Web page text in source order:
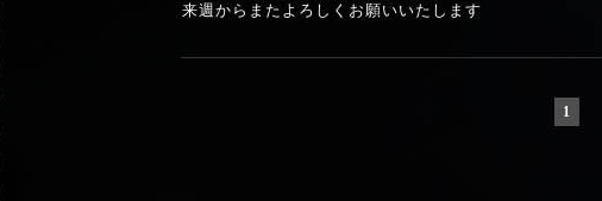
来週からまたよろしくお願いいたします
1